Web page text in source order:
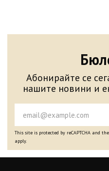
Абонирайте се
нашите новини и
This site is protected by reCAPTCHA and the
apply.